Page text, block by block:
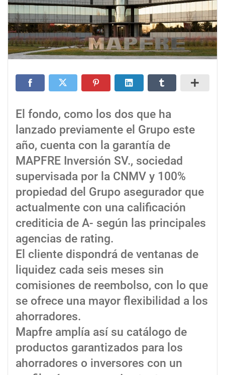
El fondo, como los dos que ha
lanzado previamente el Grupo este
año, cuenta con la garantía de
MAPFRE Inversión SV., sociedad
supervisada por la CNMV y 100%
propiedad del Grupo asegurador que
actualmente con una calificación
crediticia de A- según las principales
agencias de rating.
El cliente dispondrá de ventanas de
liquidez cada seis meses sin
comisiones de reembolso, con lo que
se ofrece una mayor flexibilidad a los
ahorradores.
Mapfre amplía así su catálogo de
productos garantizados para los
ahorradores o inversores con un